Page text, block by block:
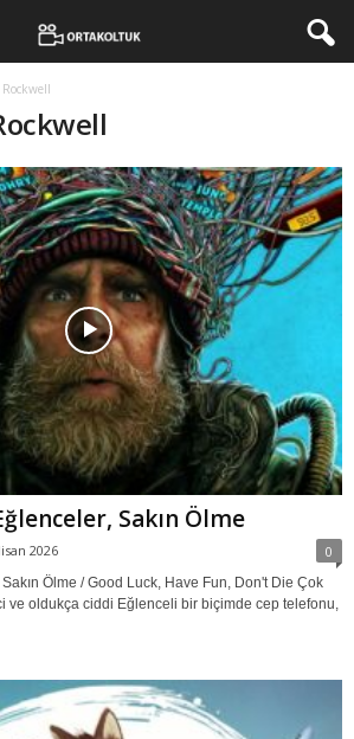
Rockwell
Sakın Ölme
2026 0
Ölme / Good Luck, Have Fun, Don't Die Çok
ve oldukça ciddi Eğlenceli bir biçimde cep telefonu,